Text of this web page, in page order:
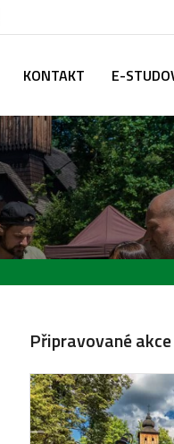
KONTAKT E-
Připravované akce